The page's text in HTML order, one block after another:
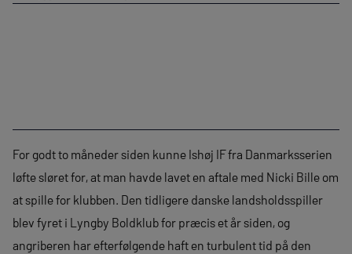
For godt to måneder siden kunne Ishøj IF fra Danmarksserien
løfte sløret for, at man havde lavet en aftale med Nicki Bille om
at spille for klubben. Den tidligere danske landsholdsspiller
blev fyret i Lyngby Boldklub for præcis et år siden, og
angriberen har efterfølgende haft en turbulent tid på den